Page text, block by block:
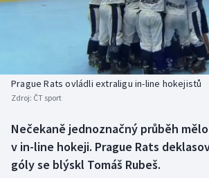
Boby a skeleton
Box
Curling
Historické návraty
Aplikace ČT sport
AZ kvíz
Prague Rats ovládli extraligu in-line hokejistů
Zdroj: ČT sport
Nečekaně jednoznačný průběh
v in-line hokeji. Prague Rats
góly se blýskl Tomáš Rubeš.